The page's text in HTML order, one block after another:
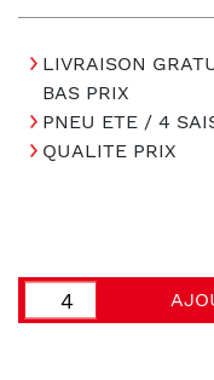
LIVRAISON
BAS PRIX
PNEU ETE / 4
QUALITE PRIX